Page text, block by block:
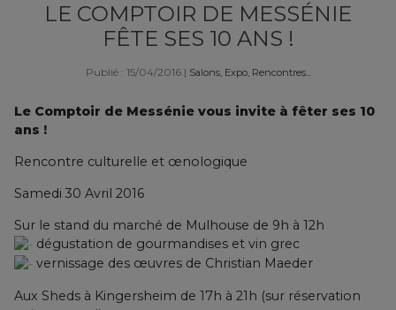
LE COMPTOIR DE MESSÉNIE
FÊTE SES 10 ANS !
Publié : 15/04/2016 | Salons, Expo, Rencontres...
Le Comptoir de Messénie vous invite à fêter ses 10
ans !
Rencontre culturelle et œnologique
Samedi 30 Avril 2016
Sur le stand du marché de Mulhouse de 9h à 12h
dégustation de gourmandises et vin grec
vernissage des œuvres de Christian Maeder
Aux Sheds à Kingersheim de 17h à 21h (sur réservation